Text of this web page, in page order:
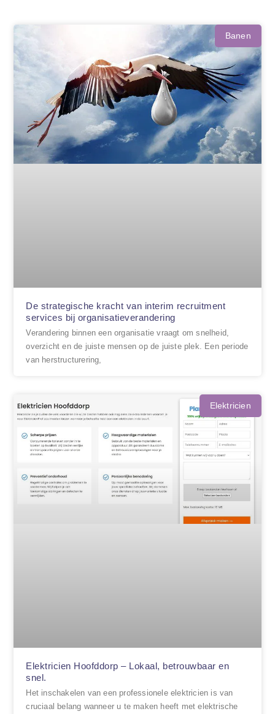
Banen
De strategische kracht van interim recruitment
services bij organisatieverandering
Verandering binnen een organisatie vraagt om snelheid,
overzicht en de juiste mensen op de juiste plek. Een periode
van herstructurering,
Elektricien
Elektricien Hoofddorp – Lokaal, betrouwbaar en
snel.
Het inschakelen van een professionele elektricien is van
cruciaal belang wanneer u te maken heeft met elektrische